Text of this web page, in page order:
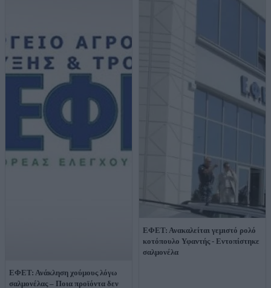
ΕΦΕΤ: Ανάκληση χούμους λόγω
σαλμονέλας – Ποια προϊόντα δεν
ΕΦΕΤ: Ανακαλείται γεμιστό ρολό
κοτόπουλο Υφαντής - Εντοπίστηκε
σαλμονέλα